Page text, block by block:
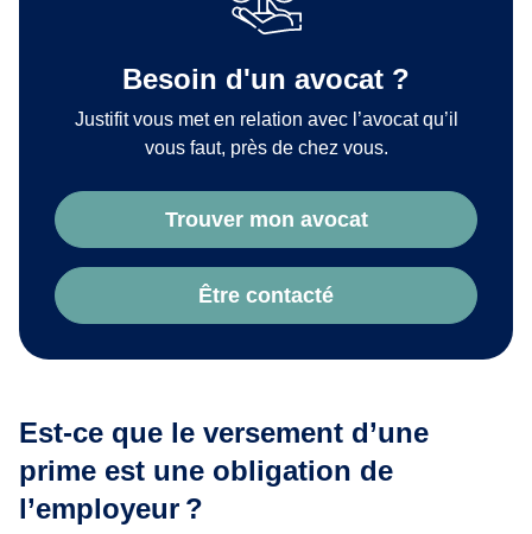
Besoin d'un avocat ?
Justifit vous met en relation avec l’avocat qu’il
vous faut, près de chez vous.
Trouver mon avocat
Être contacté
Est-ce que le versement d’une
prime est une obligation de
l’employeur ?